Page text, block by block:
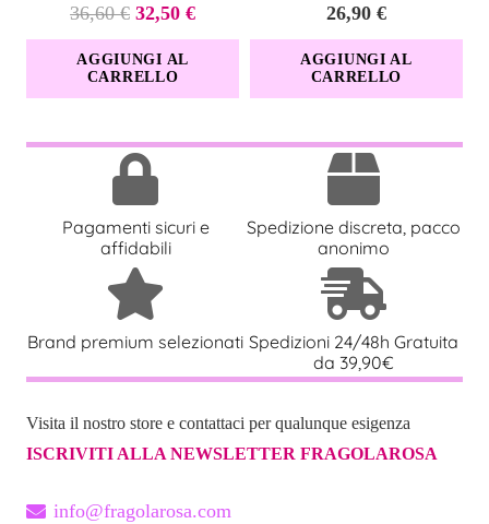
36,60€ Il
prezzo
originale
era:
32,50€Il
prezzo
è:
AGGIUNGI AL
CARRELLO
26,90 €
AGGIUNGI AL
CARRELLO
Pagamenti sicuri e
affidabili
Spedizione discreta, pacco
anonimo
Brand premium selezionati Spedizioni 24/48h Gratuita
da 39,90€
Visita il nostro store e contattaci per qualunque esigenza
ISCRIVITI ALLA NEWSLETTER FRAGOLAROSA
info@fragolarosa.com